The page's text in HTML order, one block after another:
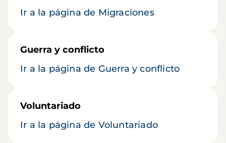
Ir a la página de Migraciones
Guerra y conflicto
Ir a la página de Guerra y conflicto
Voluntariado
Ir a la página de Voluntariado